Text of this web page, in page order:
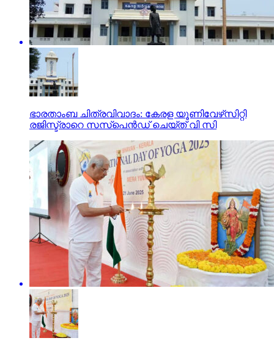
ഭാരതാംബ ചിത്രവിവാദം: കേരള യൂണിവേഴ്‌സിറ്റി
രജിസ്ട്രാറെ സസ്‌പെന്‍ഡ് ചെയ്ത് വി സി